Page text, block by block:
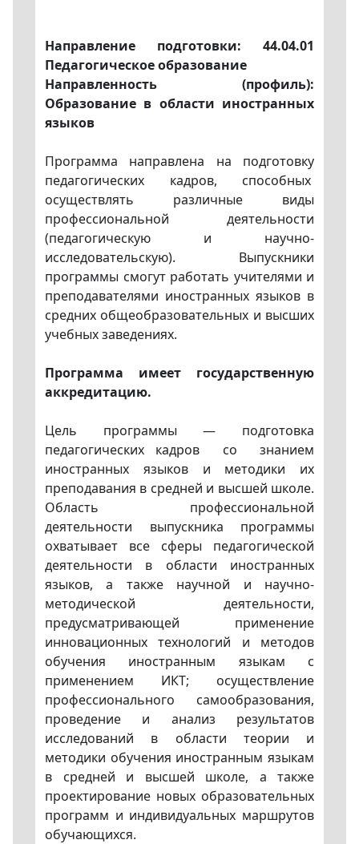
Направление подготовки: 44.04.01
Педагогическое образование
Направленность (профиль):
Образование в области иностранных
языков
Программа направлена на подготовку
педагогических кадров, способных
осуществлять различные виды
профессиональной деятельности
(педагогическую и научно-
исследовательскую). Выпускники
программы смогут работать учителями и
преподавателями иностранных языков в
средних общеобразовательных и высших
учебных заведениях.
Программа имеет государственную
аккредитацию.
Цель программы — подготовка
педагогических кадров со знанием
иностранных языков и методики их
преподавания в средней и высшей школе.
Область профессиональной
деятельности выпускника программы
охватывает все сферы педагогической
деятельности в области иностранных
языков, а также научной и научно-
методической деятельности,
предусматривающей применение
инновационных технологий и методов
обучения иностранным языкам с
применением ИКТ; осуществление
профессионального самообразования,
проведение и анализ результатов
исследований в области теории и
методики обучения иностранным языкам
в средней и высшей школе, а также
проектирование новых образовательных
программ и индивидуальных маршрутов
обучающихся.